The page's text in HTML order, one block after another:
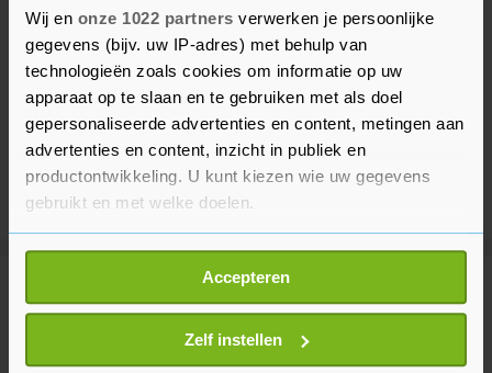
Wij en onze 1022 partners verwerken je persoonlijke
gegevens (bijv. uw IP-adres) met behulp van
technologieën zoals cookies om informatie op uw
apparaat op te slaan en te gebruiken met als doel
gepersonaliseerde advertenties en content, metingen aan
advertenties en content, inzicht in publiek en
productontwikkeling. U kunt kiezen wie uw gegevens
gebruikt en met welke doelen.
Als u het toestaat, willen we ook graag:
Informatie verzamelen over uw geografische
locatie, die tot een paar meter nauwkeurig kan zijn
Uw apparaat identificeren door het actief te
scannen op specifieke eigenschappen (fingerprinting)
Accepteren
Zelf instellen
Meer uit Vlissingen